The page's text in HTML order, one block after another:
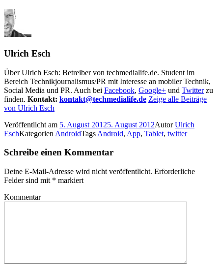
Ulrich Esch
Über Ulrich Esch: Betreiber von techmedialife.de. Student im
Bereich Technikjournalismus/PR mit Interesse an mobiler Technik,
Social Media und PR. Auch bei Facebook, Google+ und Twitterzu
finden. Kontakt: kontakt@techmedialife.de Zeige alle Beiträge
von Ulrich Esch
Veröffentlicht am 5. August 20125. August 2012AutorUlrich
EschKategorien AndroidTags Android, App, Tablet, twitter
Schreibe einen Kommentar
Deine E-Mail-Adresse wird nicht veröffentlicht. Erforderliche
Felder sind mit * markiert
Kommentar